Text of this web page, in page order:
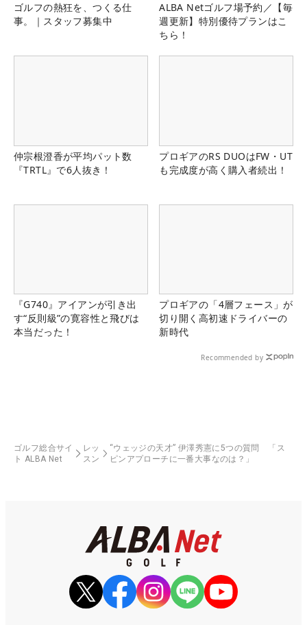
ゴルフの熱狂を、つくる仕
事。｜スタッフ募集中
ALBA Netゴルフ場予約／【毎
週更新】特別優待プランはこ
ちら！
仲宗根澄香が平均パット数
『TRTL』で6人抜き！
プロギアのRS DUOはFW・UT
も完成度が高く購入者続出！
『G740』アイアンが引き出
す“反則級”の寛容性と飛びは
本当だった！
プロギアの「4層フェース」が
切り開く高初速ドライバーの
新時代
Recommended by
ゴルフ総合サイ
ト ALBA Net
レッ
スン
“ウェッジの天才” 伊澤秀憲に5つの質問 「ス
ピンアプローチに一番大事なのは？」